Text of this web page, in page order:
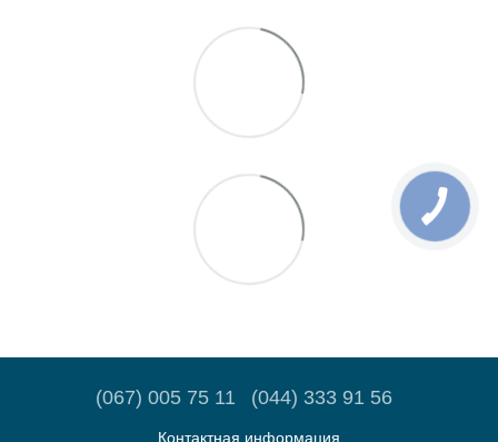
(067) 005 75 11 (044) 333 91 56
Контактная информация